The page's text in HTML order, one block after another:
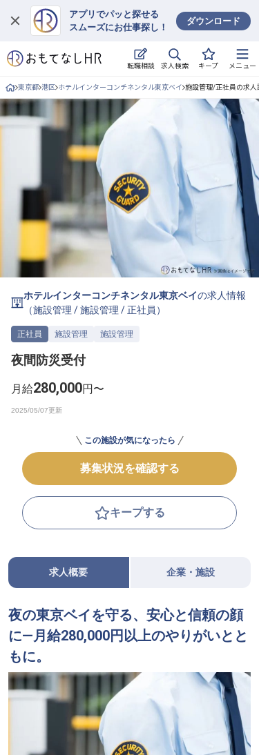
アプリでパッと探せる
スムーズにお仕事探し！
ダウンロード
転職相談 求人検索 キープ メニュー
ログイン
求人・施設を探す
就職・転職 合同説明会
おもてなしHRについて
ご利用の流れ
よくある質問
ホテル・宿泊業界情報コラム
無料 転職サポートに申し込む
採用をお考えの企業様へ
東京都 港区 ホテルインターコンチネンタル東京ベイ 施設管理/正社員の求人
ホテルインターコンチネンタル東京ベイの求人情報
（施設管理 /施設管理 /正社員 ）
正社員 施設管理 施設管理
夜間防災受付
月給280,000円〜
この施設が気になったら
募集状況を確認する
キープする
求人概要 企業・施設
夜の東京ベイを守る、安心と信頼の顔
に—月給280,000円以上のやりがいとと
もに。